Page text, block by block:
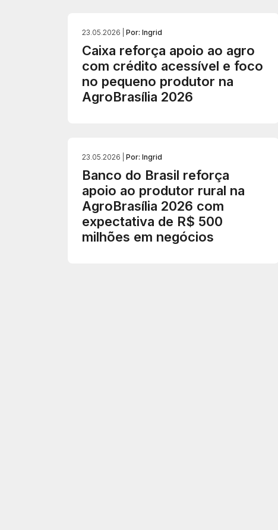
23.05.2026 | Por: Ingrid
Caixa reforça apoio ao agro
com crédito acessível e foco
no pequeno produtor na
AgroBrasília 2026
23.05.2026 | Por: Ingrid
Banco do Brasil reforça
apoio ao produtor rural na
AgroBrasília 2026 com
expectativa de R$ 500
milhões em negócios